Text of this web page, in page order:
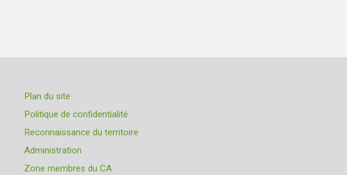
Plan du site
Politique de confidentialité
Reconnaissance du territoire
Administration
Zone membres du CA